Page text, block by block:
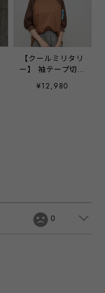
【クールミリタリ
ー】 袖テープ切替
カットソー ‐
LEO-2652 キャメ
¥12,980
0